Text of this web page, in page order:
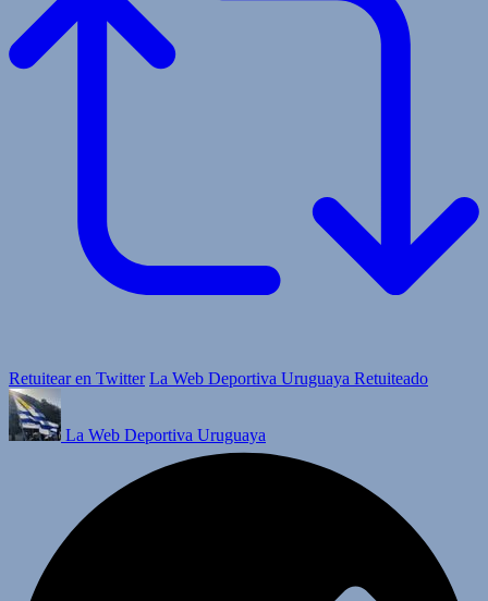
Retuitear en Twitter La Web Deportiva Uruguaya Retuiteado
La Web Deportiva Uruguaya